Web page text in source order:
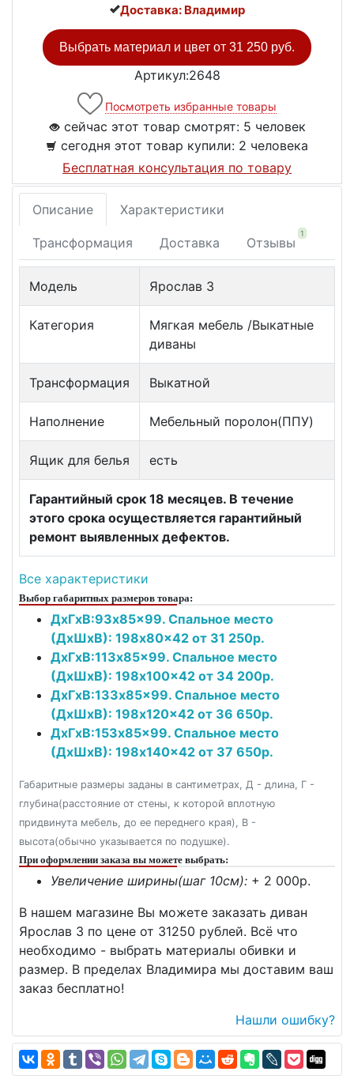
Доставка: Владимир
Выбрать материал и цвет от 31 250 руб.
Артикул:2648
Посмотреть избранные товары
сейчас этот товар смотрят: 5 человек
сегодня этот товар купили: 2 человека
Бесплатная консультация по товару
Описание Характеристики
Трансформация Доставка Отзывы
1
Модель Ярослав 3
Категория
Мягкая мебель /Выкатные
диваны
Трансформация Выкатной
Наполнение Мебельный поролон(ППУ)
Ящик для белья есть
Гарантийный срок 18 месяцев. В течение
этого срока осуществляется гарантийный
ремонт выявленных дефектов.
Все характеристики
Выбор габаритных размеров товара:
ДxГxВ:93x85x99. Спальное место
(ДxШxВ): 198x80x42 от 31 250р.
ДxГxВ:113x85x99. Спальное место
(ДxШxВ): 198x100x42 от 34 200р.
ДxГxВ:133x85x99. Спальное место
(ДxШxВ): 198x120x42 от 36 650р.
ДxГxВ:153x85x99. Спальное место
(ДxШxВ): 198x140x42 от 37 650р.
Габаритные размеры заданы в сантиметрах, Д - длина, Г -
глубина(расстояние от стены, к которой вплотную
придвинута мебель, до ее переднего края), В -
высота(обычно указывается по подушке).
При оформлении заказа вы можете выбрать:
Увеличение ширины(шаг 10см): + 2 000p.
В нашем магазине Вы можете заказать диван
Ярослав 3 по цене от 31250 рублей. Всё что
необходимо - выбрать материалы обивки и
размер. В пределах Владимира мы доставим ваш
заказ бесплатно!
Нашли ошибку?